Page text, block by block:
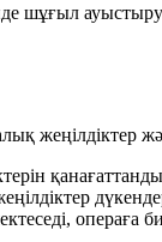
шұғыл
жеңілдіктер
операға